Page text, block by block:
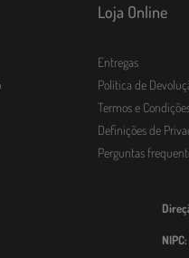
Loja Online
Entregas
Política de
Termos e
Definições de
Perguntas
NIPC: